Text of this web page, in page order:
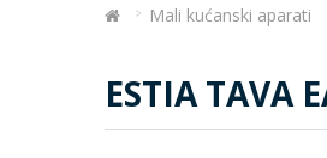
Mali kućanski aparati
ESTIA TAVA